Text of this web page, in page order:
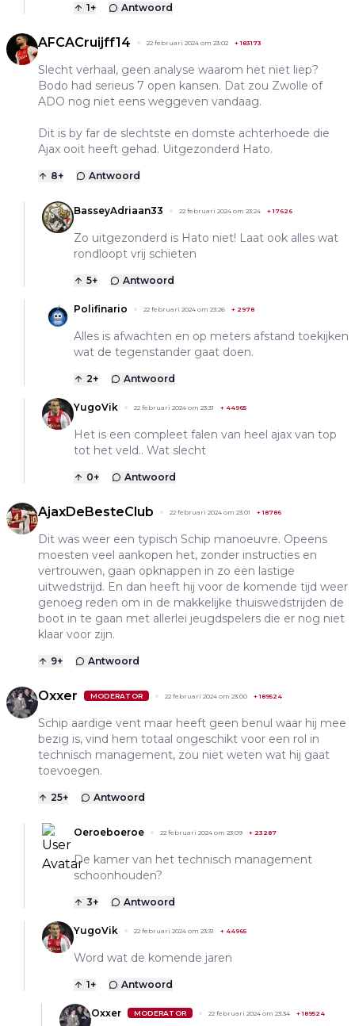
1+ Antwoord
AFCACruijff14 22 februari 2024 om 23:02 +183173
Slecht verhaal, geen analyse waarom het niet liep?
Bodo had serieus 7 open kansen. Dat zou Zwolle of
ADO nog niet eens weggeven vandaag.
Dit is by far de slechtste en domste achterhoede die
Ajax ooit heeft gehad. Uitgezonderd Hato.
8+ Antwoord
BasseyAdriaan33 22 februari 2024 om 23:24 +17626
Zo uitgezonderd is Hato niet! Laat ook alles wat
rondloopt vrij schieten
5+ Antwoord
Polifinario 22 februari 2024 om 23:26 + 2978
Alles is afwachten en op meters afstand toekijken
wat de tegenstander gaat doen.
2+ Antwoord
YugoVik 22 februari 2024 om 23:31 + 44965
Het is een compleet falen van heel ajax van top
tot het veld.. Wat slecht
0+ Antwoord
AjaxDeBesteClub 22 februari 2024 om 23:01 +18786
Dit was weer een typisch Schip manoeuvre. Opeens
moesten veel aankopen het, zonder instructies en
vertrouwen, gaan opknappen in zo een lastige
uitwedstrijd. En dan heeft hij voor de komende tijd weer
genoeg reden om in de makkelijke thuiswedstrijden de
boot in te gaan met allerlei jeugdspelers die er nog niet
klaar voor zijn.
9+ Antwoord
Oxxer MODERATOR 22 februari 2024 om 23:00 +189524
Schip aardige vent maar heeft geen benul waar hij mee
bezig is, vind hem totaal ongeschikt voor een rol in
technisch management, zou niet weten wat hij gaat
toevoegen.
25+ Antwoord
Oeroeboeroe 22 februari 2024 om 23:09 + 23287
De kamer van het technisch management
schoonhouden?
3+ Antwoord
YugoVik 22 februari 2024 om 23:31 + 44965
Word wat de komende jaren
1+ Antwoord
Oxxer MODERATOR 22 februari 2024 om 23:34 +189524